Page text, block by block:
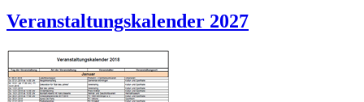
Veranstaltungskalender 2027